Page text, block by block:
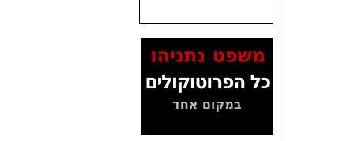
המסמכים בנושא בזק-
Yes (תיק 4000)
מוכיחים "תפירת תיק"
לאיש הלא נכון! -כאן
עובדות ומסמכים
האם ביבי כשר